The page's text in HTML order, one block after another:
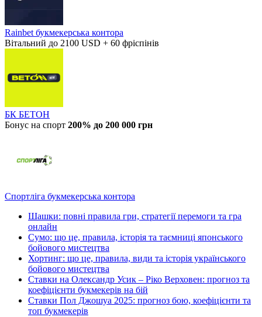
Rainbet букмекерська контора
Вітальний до 2100 USD + 60 фріспінів
БК БЕТОН
Бонус на спорт 200% до 200 000 грн
Спортліга букмекерська контора
Шашки: повні правила гри, стратегії перемоги та гра
онлайн
Сумо: що це, правила, історія та таємниці японського
бойового мистецтва
Хортинг: що це, правила, види та історія українського
бойового мистецтва
Ставки на Олександр Усик – Ріко Верховен: прогноз та
коефіцієнти букмекерів на бій
Ставки Пол Джошуа 2025: прогноз бою, коефіцієнти та
топ букмекерів